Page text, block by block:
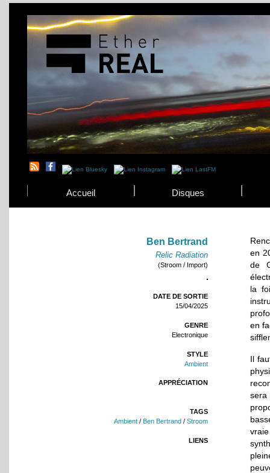
Accueil Disques
Ben Bertrand
Relic Radiation
(Stroom / Import)
DATE DE SORTIE
15/04/2025
GENRE
Electronique
STYLE
Ambient
APPRÉCIATION
TAGS
Ambient / Ben Bertrand / Stroom
LIENS
en
de
la
en
Il